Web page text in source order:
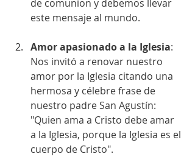
de comunion y debemos llevar
este mensaje al mundo.
Amor apasionado a la Iglesia:
Nos invitó a renovar nuestro
amor por la Iglesia citando una
hermosa y célebre frase de
nuestro padre San Agustín:
⁠"Quien ama a Cristo debe amar
a la Iglesia, porque la Iglesia es el
cuerpo de Cristo".